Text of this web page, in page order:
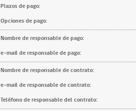
Plazos de pago:
Opciones de pago:
Nombre de responsable de pago:
e-mail de responsable de pago:
Nombre de responsable de contrato:
e-mail de responsable de contrato:
Teléfono de responsable del contrato: